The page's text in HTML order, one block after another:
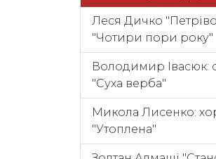
Леся Дичко
"Чотири пори року"
Володимир Івасюк:
"Суха верба"
Микола Лисенко:
"Утоплена"